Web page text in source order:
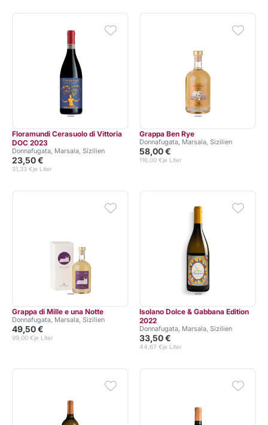
Floramundi Cerasuolo di Vittoria
DOC 2023
Donnafugata, Marsala, Sizilien
23,50 €
je Liter
31,33 €
Grappa Ben Rye
Donnafugata, Marsala, Sizilien
58,00 €
je Liter
116,00 €
Grappa di Mille e una Notte
Donnafugata, Marsala, Sizilien
49,50 €
je Liter
99,00 €
Isolano Dolce & Gabbana Edition
2022
Donnafugata, Marsala, Sizilien
33,50 €
je Liter
44,67 €